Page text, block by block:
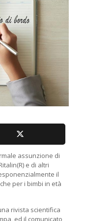
assunzione di
e di altri
il
per i bimbi in età
rivista scientifica
ed il comunicato